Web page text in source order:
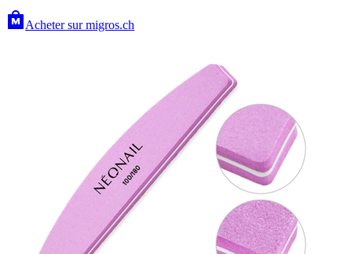
Acheter sur migros.ch